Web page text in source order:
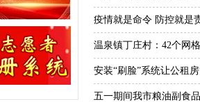
疫情就是命令 防控就是
温泉镇丁庄村：42个网
安装“刷脸”系统让公租
五一期间我市粮油副食